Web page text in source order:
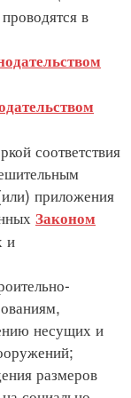
в
соответствия
приложения
Законом
и
несущих и
размеров